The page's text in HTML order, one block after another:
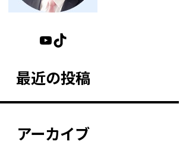
最近の投稿
アーカイブ